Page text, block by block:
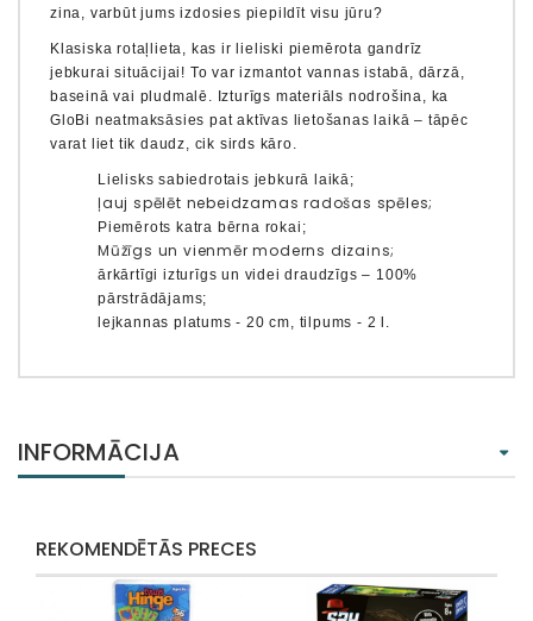
zina, varbūt jums izdosies piepildīt visu jūru?
Klasiska rotaļlieta, kas ir lieliski piemērota gandrīz
jebkurai situācijai! To var izmantot vannas istabā, dārzā,
baseinā vai pludmalē. Izturīgs materiāls nodrošina, ka
GloBi neatmaksāsies pat aktīvas lietošanas laikā – tāpēc
varat liet tik daudz, cik sirds kāro.
Lielisks sabiedrotais jebkurā laikā;
ļauj spēlēt nebeidzamas radošas spēles;
Piemērots katra bērna rokai;
Mūžīgs un vienmēr moderns dizains;
ārkārtīgi izturīgs un videi draudzīgs – ​​100%
pārstrādājams;
lejkannas platums - 20 cm, tilpums - 2 l.
INFORMĀCIJA
REKOMENDĒTĀS PRECES